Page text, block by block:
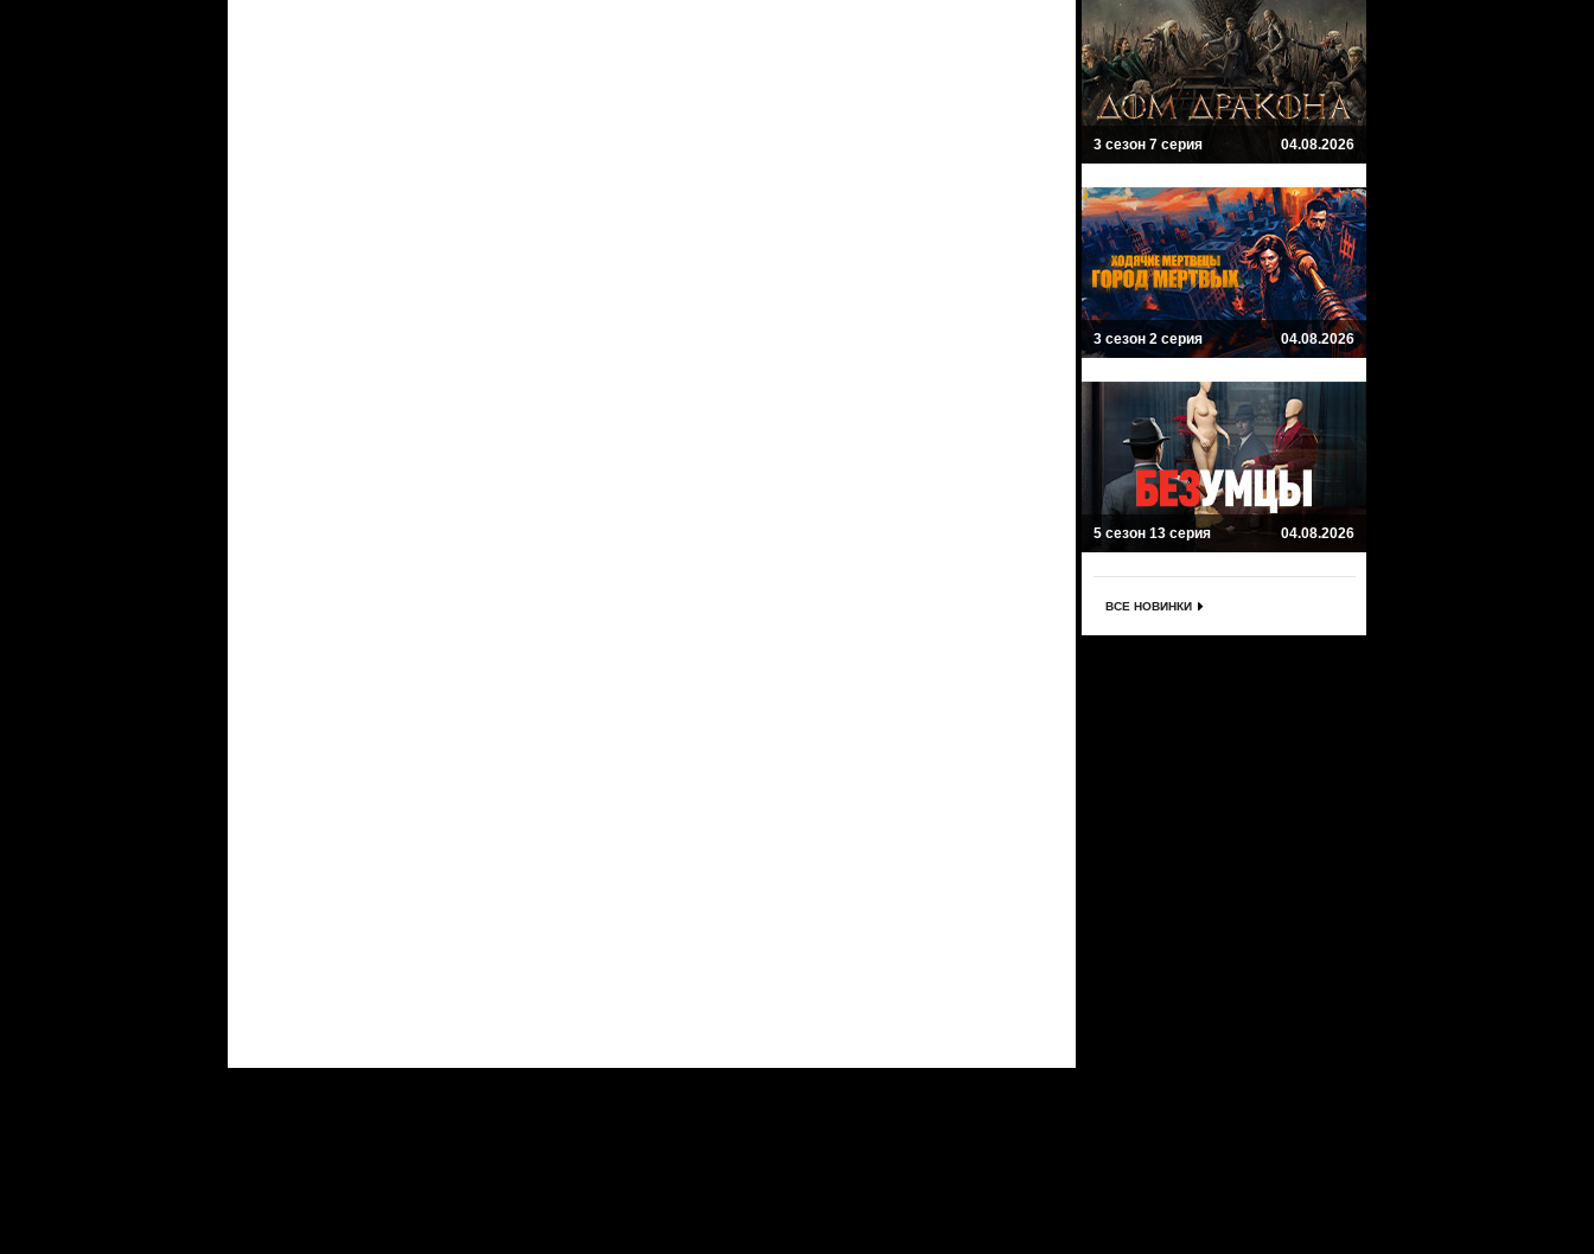
3 сезон 7 серия 04.08.2026
3 сезон 2 серия 04.08.2026
5 сезон 13 серия 04.08.2026
ВСЕ НОВИНКИ